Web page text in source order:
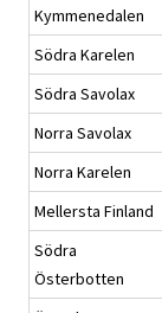
Kymmenedalen
Södra Karelen
Södra Savolax
Norra Savolax
Norra Karelen
Mellersta Finland
Södra
Österbotten